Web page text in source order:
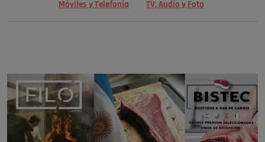
Móviles y Telefonía TV, Audio y Foto